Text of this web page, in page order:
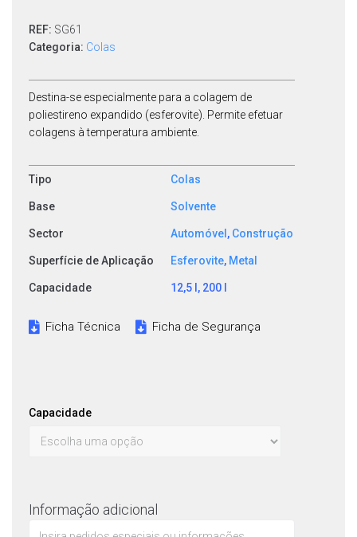
REF: SG61
Categoria: Colas
Destina-se especialmente para a colagem de
poliestireno expandido (esferovite). Permite efetuar
colagens à temperatura ambiente.
Tipo Colas
Base Solvente
Sector Automóvel , Construção
Superfície de Aplicação Esferovite, Metal
Capacidade 12,5 l, 200 l
Ficha Técnica Ficha de Segurança
Capacidade
Informação adicional